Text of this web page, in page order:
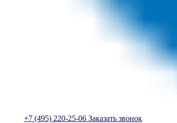
+7 (495) 220-25-06 Заказать звонок